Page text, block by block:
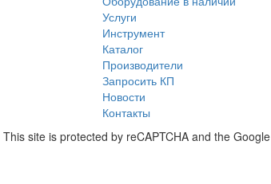
Услуги
Инструмент
Каталог
Производители
Запросить КП
Новости
Контакты
This site is protected by reCAPTCHA and the Google